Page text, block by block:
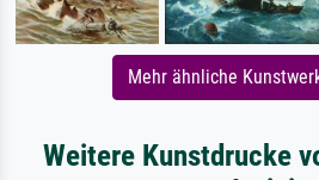
Mehr ähnliche
Weitere Kunstdrucke